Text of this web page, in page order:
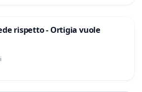
rispetto - Ortigia vuole